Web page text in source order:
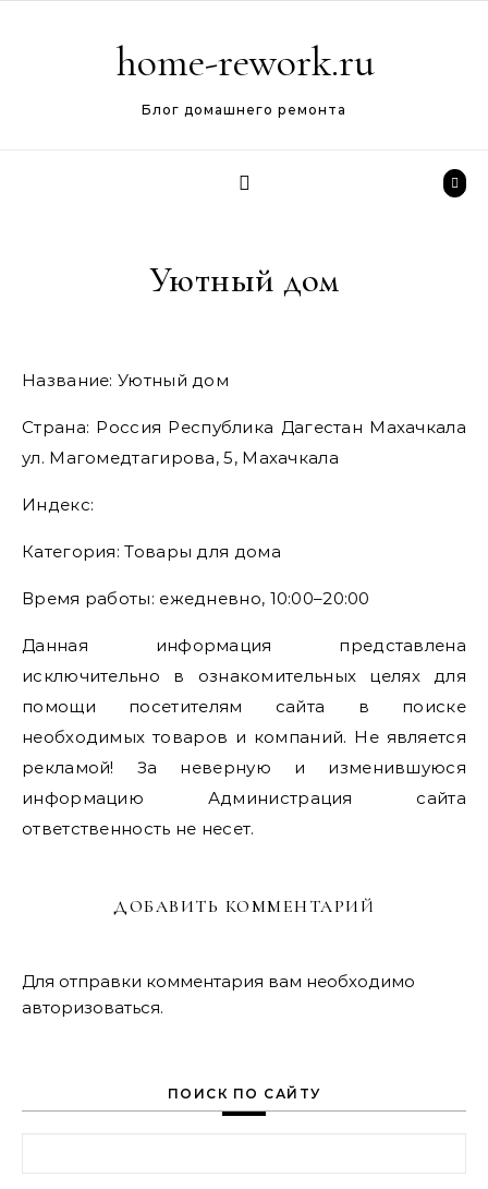
home-rework.ru
Блог домашнего ремонта
Уютный дом
Название: Уютный дом
Страна: Россия Республика Дагестан Махачкала
ул. Магомедтагирова, 5, Махачкала
Индекс:
Категория: Товары для дома
Время работы: ежедневно, 10:00–20:00
Данная информация представлена
исключительно в ознакомительных целях для
помощи посетителям сайта в поиске
необходимых товаров и компаний. Не является
рекламой! За неверную и изменившуюся
информацию Администрация сайта
ответственность не несет.
ДОБАВИТЬ КОММЕНТАРИЙ
Для отправки комментария вам необходимо
авторизоваться.
ПОИСК ПО САЙТУ